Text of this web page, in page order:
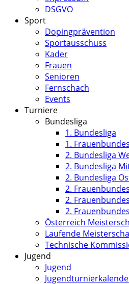
DSGVO
Sport
Dopingprävention
Sportausschuss
Kader
Frauen
Senioren
Fernschach
Events
Turniere
Bundesliga
1. Bundesliga
1.
2. Bundesliga
2. Bundesliga
2. Bundesliga
2.
2.
2.
Österreich
Laufende
Technische
Jugend
Jugend